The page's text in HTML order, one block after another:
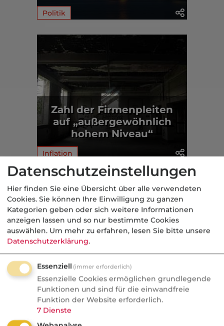
Politik
Zahl der Firmenpleiten
auf „außergewöhnlich
hohem Niveau“
Inflation
Aus der dvb-Redaktion
Politik
Nachrichten
Sorgen um Deutschlands
Kreditwürdigkeit
Die Bundesrepublik gehört zu den rund
einem Dutzend Staaten weltweit, denen
die Ratingagenturen mit der Bestnote
AAA höchste Zahlungsfähigkeit
Datenschutzeinstellungen
Hier finden Sie eine Übersicht über alle verwendeten
Cookies. Sie können Ihre Einwilligung zu ganzen
Kategorien geben oder sich weitere Informationen
anzeigen lassen und so nur bestimmte Cookies
auswählen. Um mehr zu erfahren, lesen Sie bitte unsere
Datenschutzerklärung.
Essenziell (immer erforderlich)
Essenzielle Cookies ermöglichen grundlegende
Funktionen und sind für die einwandfreie
Funktion der Website erforderlich.
7 Dienste